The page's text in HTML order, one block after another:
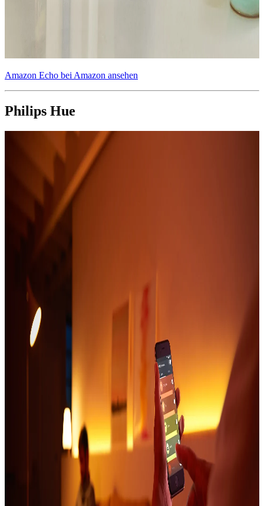
Amazon Echo bei Amazon ansehen
Philips Hue